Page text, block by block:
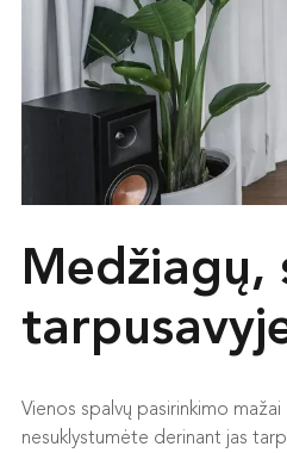
Medžiagų,
Vienos spalvų pasirinkimo
nesuklystumėte derinant jas